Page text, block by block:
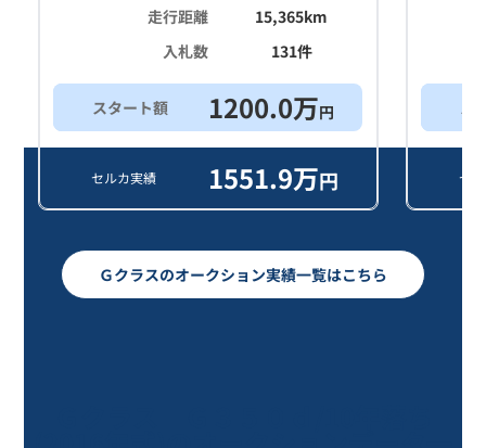
走行距離
15,365km
入札数
131件
スタート額 1200.0万円
セルカ実績 1551.9万円
ス
セ
Ｇクラスのオークション実績一覧はこちら